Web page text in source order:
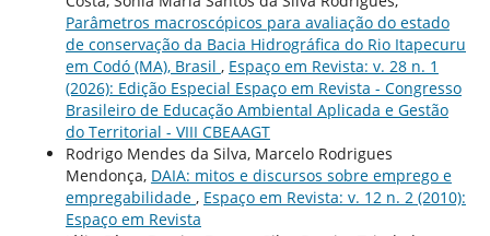
Parâmetros macroscópicos para avaliação do estado
de conservação da Bacia Hidrográfica do Rio Itapecuru
em Codó (MA), Brasil , Espaço em Revista: v. 28 n. 1
(2026): Edição Especial Espaço em Revista - Congresso
Brasileiro de Educação Ambiental Aplicada e Gestão
do Territorial - VIII CBEAAGT
Rodrigo Mendes da Silva, Marcelo Rodrigues
Mendonça, DAIA: mitos e discursos sobre emprego e
empregabilidade , Espaço em Revista: v. 12 n. 2 (2010):
Espaço em Revista